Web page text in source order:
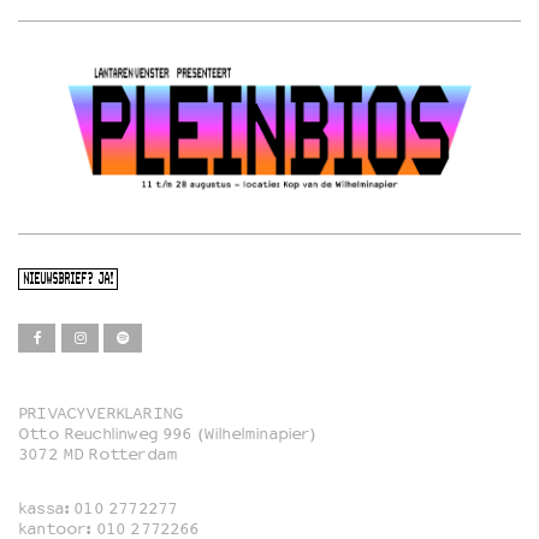
NIEUWSBRIEF? JA!
Film
Familie
PRIVACYVERKLARING
Otto Reuchlinweg 996 (Wilhelminapier)
3072 MD Rotterdam
kassa: 010 2772277
kantoor: 010 2772266